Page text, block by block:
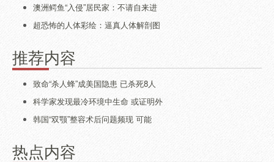
澳洲鳄鱼“入侵”居民家：不请自来进
超恐怖的人体彩绘：逼真人体解剖图
推荐内容
致命“杀人蜂”成美国隐患 已杀死8人
科学家发现最冷环境中生命 或证明外
韩国“双颚”整容术后问题频现 可能
热点内容